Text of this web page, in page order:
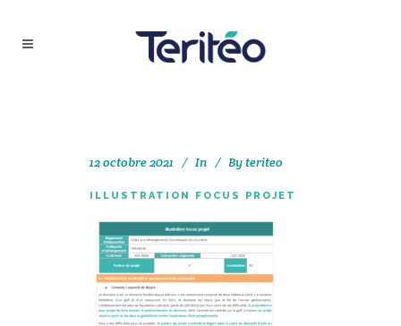
12 octobre 2021 In Byteriteo
ILLUSTRATION FOCUS PROJET